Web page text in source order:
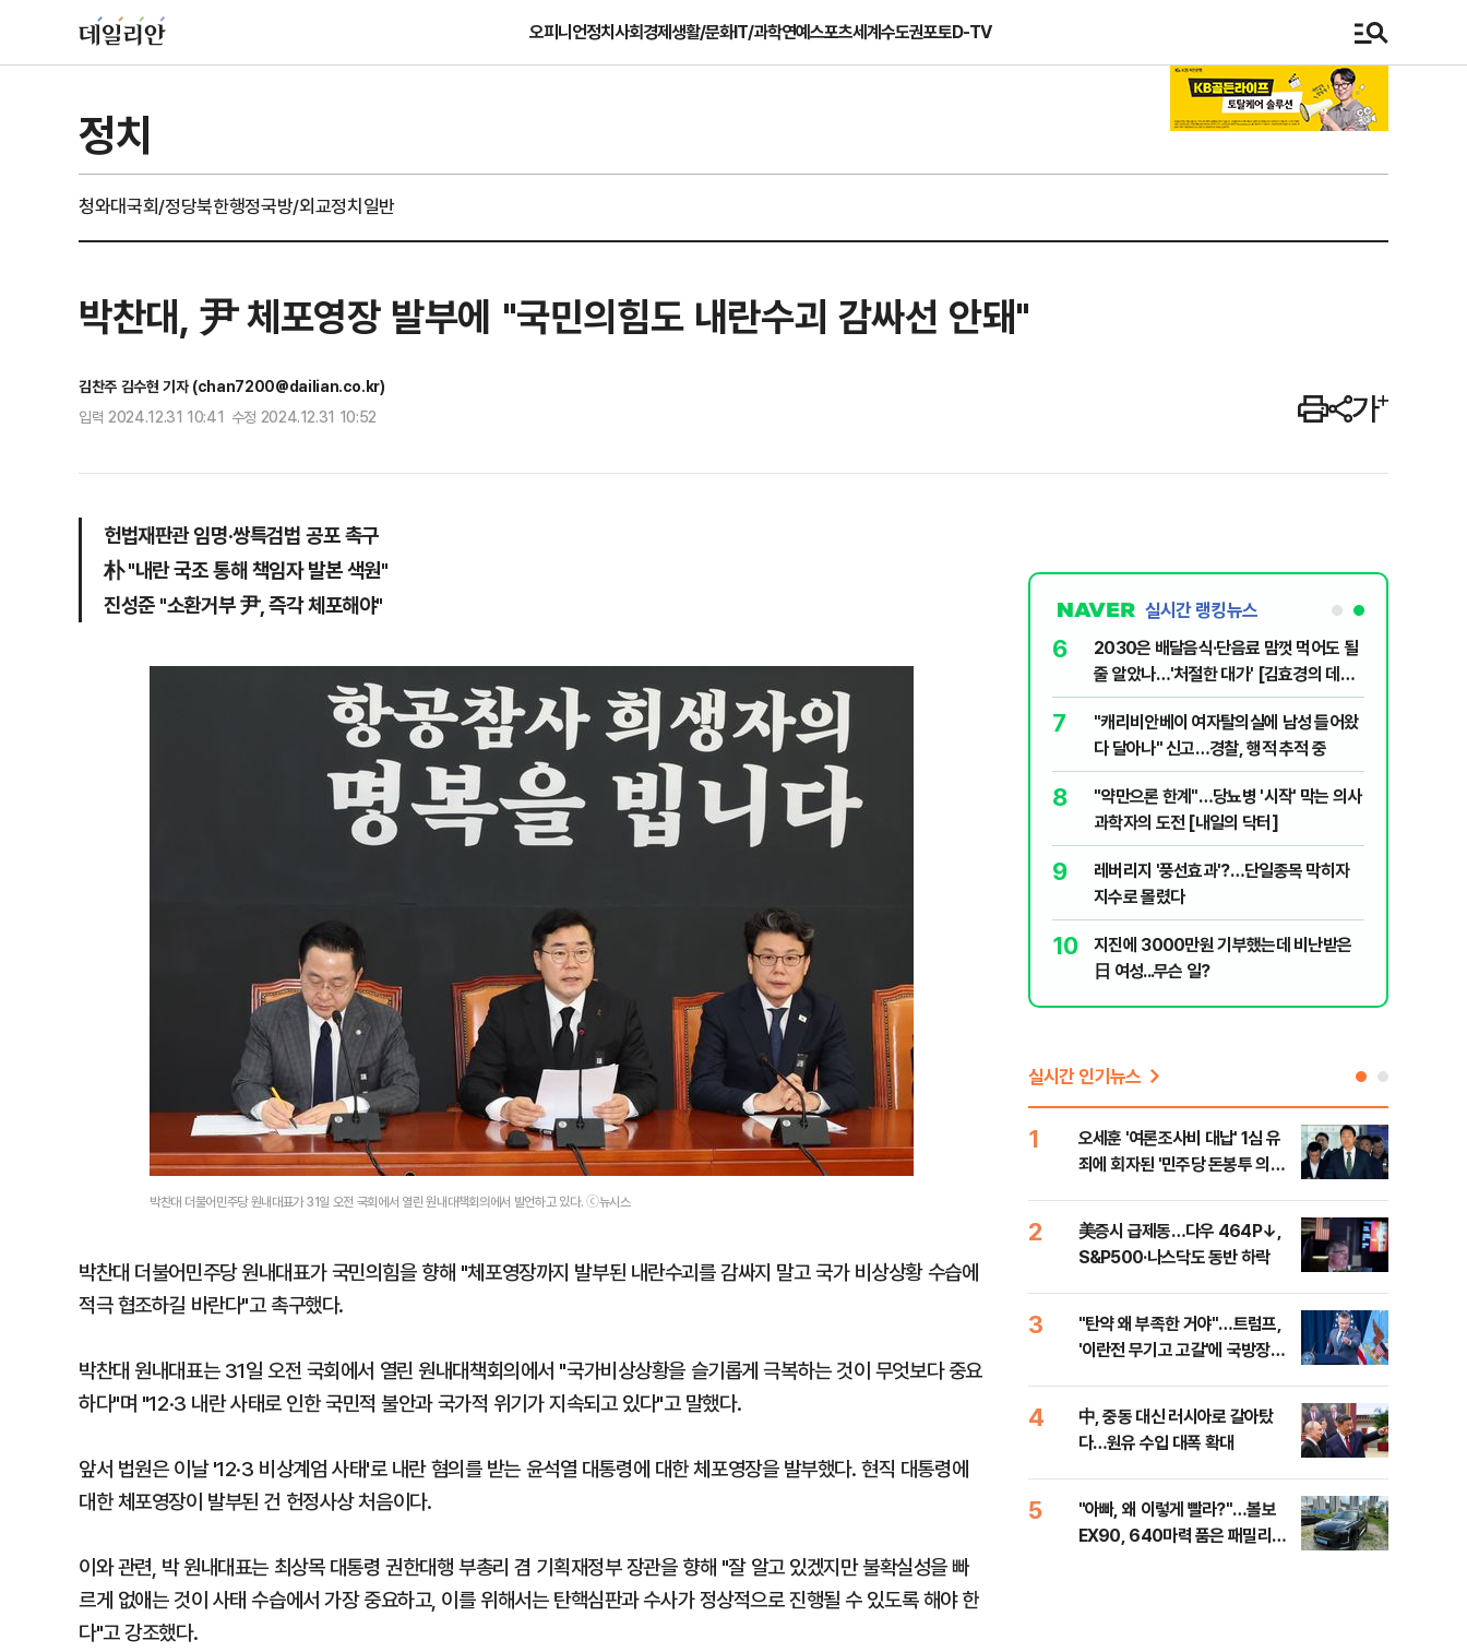
오피니언정치사회경제생활/문화IT/과학연예스포츠세계수도권포토D-TV
정치
청와대국회/정당북한행정국방/외교정치일반
박찬대, 尹 체포영장 발부에 "국민의힘도 내란수괴 감싸선 안돼"
김찬주 김수현 기자 (chan7200@dailian.co.kr)
입력 2024.12.31 10:41 수정 2024.12.31 10:52
헌법재판관 임명·쌍특검법 공포 촉구
朴 "내란 국조 통해 책임자 발본 색원"
진성준 "소환거부 尹, 즉각 체포해야"
박찬대 더불어민주당 원내대표가 31일 오전 국회에서 열린 원내대책회의에서 발언하고 있다. ⓒ뉴시스
박찬대 더불어민주당 원내대표가 국민의힘을 향해 "체포영장까지 발부된 내란수괴를 감싸지 말고 국가 비상상황 수습에
적극 협조하길 바란다"고 촉구했다.
박찬대 원내대표는 31일 오전 국회에서 열린 원내대책회의에서 "국가비상상황을 슬기롭게 극복하는 것이 무엇보다 중요
하다"며 "12·3 내란 사태로 인한 국민적 불안과 국가적 위기가 지속되고 있다"고 말했다.
앞서 법원은 이날 '12·3 비상계엄 사태'로 내란 혐의를 받는 윤석열 대통령에 대한 체포영장을 발부했다. 현직 대통령에
대한 체포영장이 발부된 건 헌정사상 처음이다.
이와 관련, 박 원내대표는 최상목 대통령 권한대행 부총리 겸 기획재정부 장관을 향해 "잘 알고 있겠지만 불확실성을 빠
르게 없애는 것이 사태 수습에서 가장 중요하고, 이를 위해서는 탄핵심판과 수사가 정상적으로 진행될 수 있도록 해야 한
다"고 강조했다.
실시간 랭킹뉴스
에 '더 비싸다' 퇴짜
2
[데일리안 오늘뉴스 종합] 축구협회 외국
인 심판에 성접대 의혹, 李대통령 20대 지
지율 하락 의식했나, 삼전닉스 올인은 금
물, SK하이닉스 프리마켓 시초가 논란 재
점화, 김민석 "과반 승리 가능성 99%" 등
3
오세훈 '여론조사비 대납' 1심 유죄에 회자
된 '민주당 돈봉투 의혹'…왜?
5
'압수수색·성접대 의혹' 송두리째 흔들리는
대한민국 축구판
6
2030은 배달음식·단음료 맘껏 먹어도 될
줄 알았나…'처절한 대가' [김효경의 데일
리 헬스]
7
"캐리비안베이 여자탈의실에 남성 들어왔
다 달아나" 신고…경찰, 행적 추적 중
8
"약만으론 한계"…당뇨병 '시작' 막는 의사
과학자의 도전 [내일의 닥터]
9
레버리지 '풍선효과'?…단일종목 막히자
지수로 몰렸다
10
지진에 3000만원 기부했는데 비난받은
日 여성...무슨 일?
실시간 인기뉴스
1
오세훈 '여론조사비 대납' 1심 유
죄에 회자된 '민주당 돈봉투 의
2
美증시 급제동…다우 464P↓,
S&P500·나스닥도 동반 하락
3
"탄약 왜 부족한 거야"…트럼프,
'이란전 무기고 고갈'에 국방장관
4
中, 중동 대신 러시아로 갈아탔
다…원유 수입 대폭 확대
5
"아빠, 왜 이렇게 빨라?"…볼보
EX90, 640마력 품은 패밀리카